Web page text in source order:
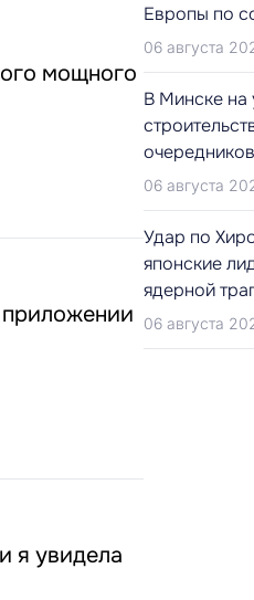
мощного
я увидела
Европы по
06 августа
В Минске на
очередников
06 августа
Удар по
японские
ядерной
06 августа